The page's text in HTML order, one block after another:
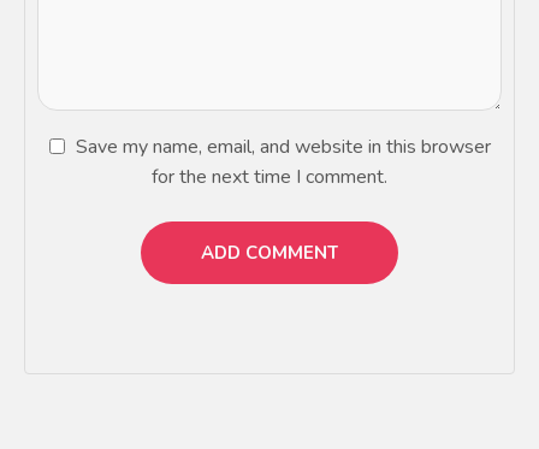
Save my name, email, and website in this browser
for the next time I comment.